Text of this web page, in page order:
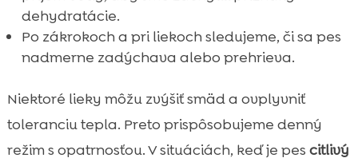
dehydratácie.
Po zákrokoch a pri liekoch sledujeme, či sa pes
nadmerne zadýchava alebo prehrieva.
Niektoré lieky môžu zvýšiť smäd a ovplyvniť
toleranciu tepla. Preto prispôsobujeme denný
režim s opatrnosťou. V situáciách, keď je pes citlivý